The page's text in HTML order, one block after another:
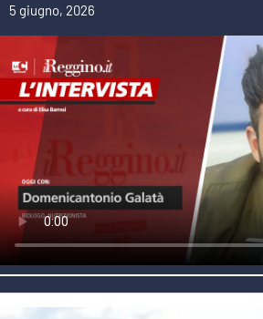
SANITÀ
AMBIENTE
SOCIETÀ
CULTURA
ECONOMIA E LAVORO
EVENTI
SPORT
Streaming
5 giugno, 2026